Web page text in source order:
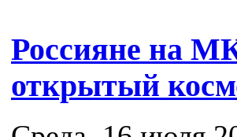
Россияне на
открытый